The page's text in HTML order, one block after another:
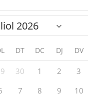
DT DC DJ DV
30 1 2 3
7 8 9 10